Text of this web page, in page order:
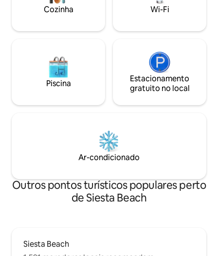
cozinha totalmente equipada. A poucos
minutos de Siesta Key, do Village e do
de praia, o
fornecidos para
Cozinha Wi-Fi
Piscina
Estacionamento
gratuito no local
Ar-condicionado
Outros pontos turísticos populares perto
de Siesta Beach
Siesta Beach